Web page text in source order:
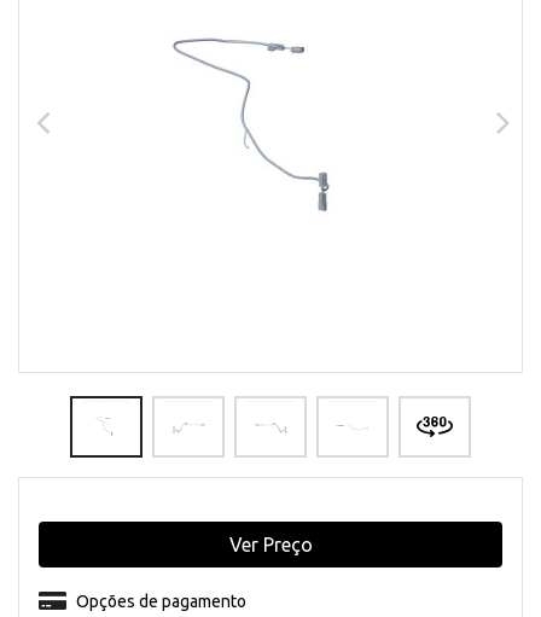
Opções de pagamento
Ver Preço